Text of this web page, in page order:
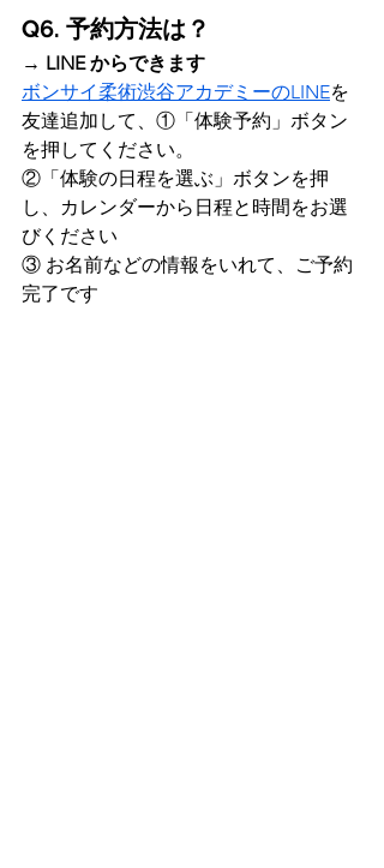
Q6. 予約方法は？
→ LINE からできます
ボンサイ柔術渋谷アカデミーのLINEを
友達追加して、①「体験予約」ボタン
を押してください。
②「体験の日程を選ぶ」ボタンを押
し、カレンダーから日程と時間をお選
びください
③ お名前などの情報をいれて、ご予約
完了です